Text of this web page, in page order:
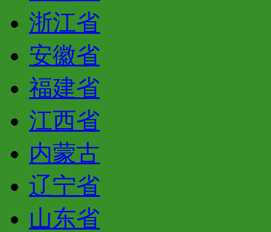
浙江省
安徽省
福建省
江西省
内蒙古
辽宁省
山东省